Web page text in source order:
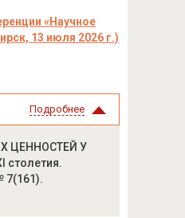
«Научное
13 июля 2026 г.)
Подробнее
ЦЕННОСТЕЙ У
7(161).